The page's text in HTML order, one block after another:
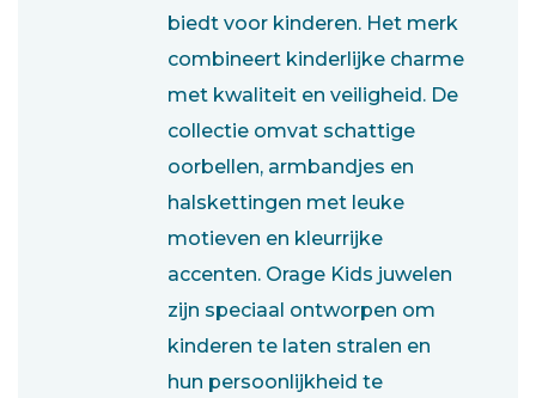
biedt voor kinderen. Het merk
combineert kinderlijke charme
met kwaliteit en veiligheid. De
collectie omvat schattige
oorbellen, armbandjes en
halskettingen met leuke
motieven en kleurrijke
accenten. Orage Kids juwelen
zijn speciaal ontworpen om
kinderen te laten stralen en
hun persoonlijkheid te